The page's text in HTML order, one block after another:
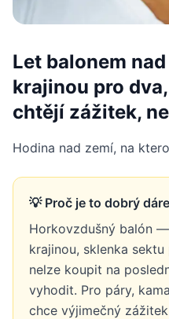
Let balonem nad
krajinou pro
chtějí zážitek,
Hodina nad zemí, na
💡 Proč je to dobrý
Horkovzdušný balón
krajinou, sklenka
nelze koupit na
vyhodit. Pro páry,
chce výjimečný